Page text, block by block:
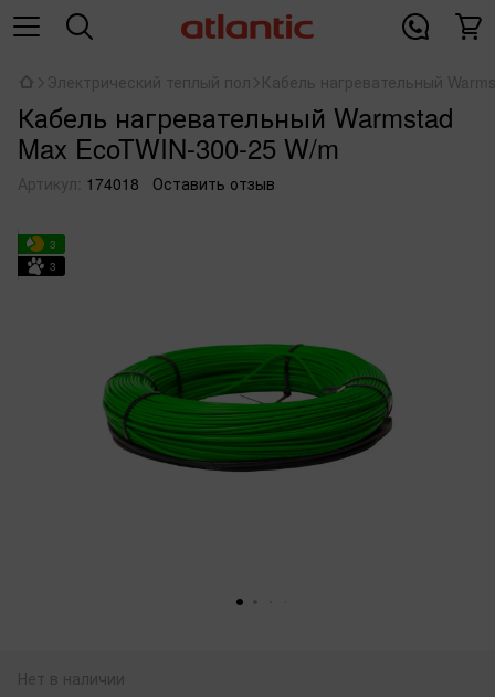
Электрический теплый пол Кабель нагревательный
Кабель нагревательный Warmstad
Max EcoTWIN-300-25 W/m
Артикул: 174018 Оставить отзыв
3
3
Нет в наличии